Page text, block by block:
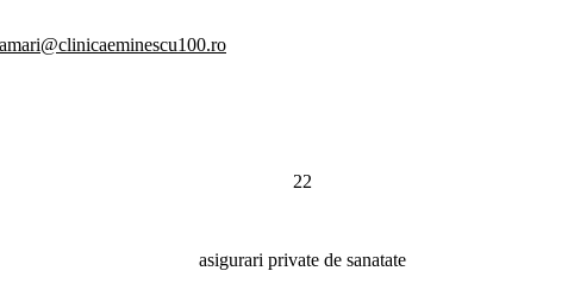
22
asigurari private de sanatate